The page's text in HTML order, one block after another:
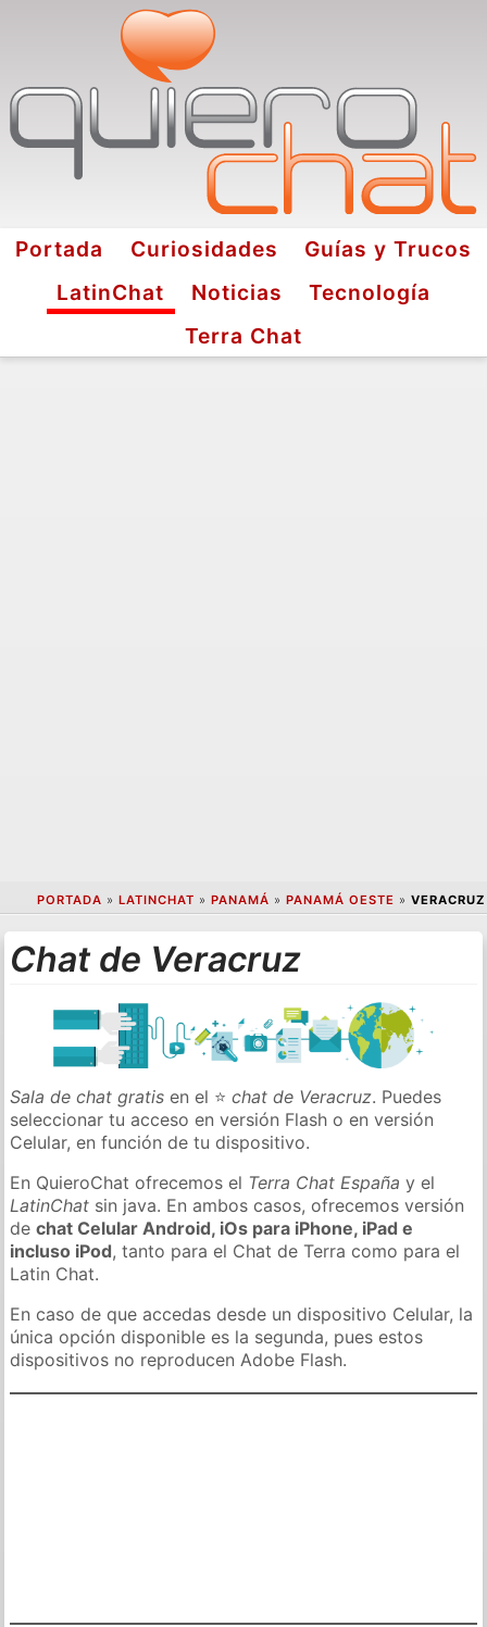
Portada Curiosidades
Guías y Trucos
LatinChat
Noticias
Tecnología
Terra Chat
PORTADA » LATINCHAT » PANAMÁ » PANAMÁ OESTE » VERACRUZ
Chat de Veracruz
Sala de chat gratis en el ⭐chat de Veracruz. Puedes
seleccionar tu acceso en versión Flash o en versión
Celular, en función de tu dispositivo.
En QuieroChat ofrecemos el Terra Chat España y el
LatinChat sin java. En ambos casos, ofrecemos versión
dechat Celular Android, iOs para iPhone, iPad e
incluso iPod, tanto para el Chat de Terra como para el
Latin Chat.
En caso de que accedas desde un dispositivo Celular, la
única opción disponible es la segunda, pues estos
dispositivos no reproducen Adobe Flash.